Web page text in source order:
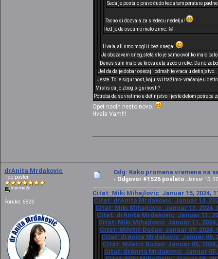
Sada je postalo pravo čudo kada temperatura
Tacno si dozvala za sledecu nedelju!
Red je da osetimo malo zime. 😁
Hvala, ali smo mogli i bez snega!
Ja obozavam sneg,steta sto je samo ovoliko malo
Danas sam malo sa krova auta uzeo u ruke. Da ne
Jel da da je dobar osecaj i odmah te vraca u detinjstvo.
Jeste. To je sigurnost, koju svi tražimo- vraćanje u
Mislis da je zbog sigurnosti?
Potreba da se vratimo u detinjstvo i jeste delom potreba
Opet nacih nesto novo.
Hvala Vam!!!
drAnita Mrdakovic
Top poster
Van mreže
Poruke: 6826
Odg: Kako promena vremena na
« Odgovor #1526 poslato: Januar 15,
Citat: Miki Mihajlovic Januar 15, 2024,
Citat: drAnita Mrdakovic Januar 14,
Citat: Miki Mihajlovic Januar 13, 2024,
Citat: drAnita Mrdakovic Januar 11,
Citat: Miki Mihajlovic Januar 11, 2024,
Citat: Miletić Dušan Januar 09, 2024,
Citat: drAnita Mrdakovic Januar 06,
Citat: Miletić Dušan Januar 06, 2024,
Citat: drAnita Mrdakovic Januar 05,